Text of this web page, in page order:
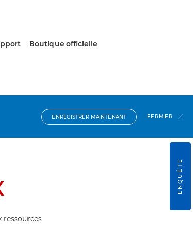
Boutique officielle
ENREGISTRER MAINTENANT FERMER
ressources
ENQUÊTE